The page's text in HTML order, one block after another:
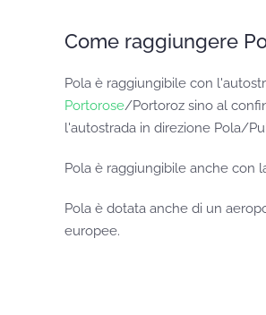
Come raggiungere
Pola è raggiungibile con
Portorose/Portoroz sino al
l'autostrada in direzione Pola/
Pola è raggiungibile anche con
Pola è dotata anche di un
europee.